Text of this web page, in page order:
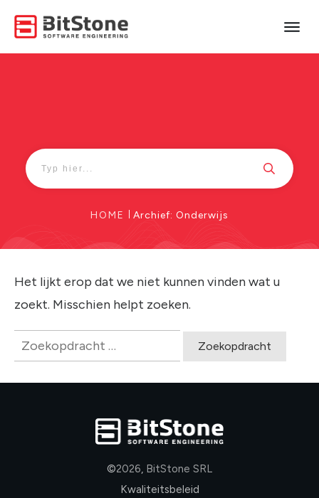
HOME Archief: Onderwijs
Het lijkt erop dat we niet kunnen vinden wat u
zoekt. Misschien helpt zoeken.
naar:
©2026, BitStone SRL
Kwaliteitsbeleid